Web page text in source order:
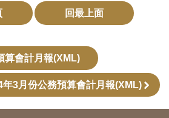
回最上面
算會計月報(XML)
年3月份公務預算會計月報(XML)